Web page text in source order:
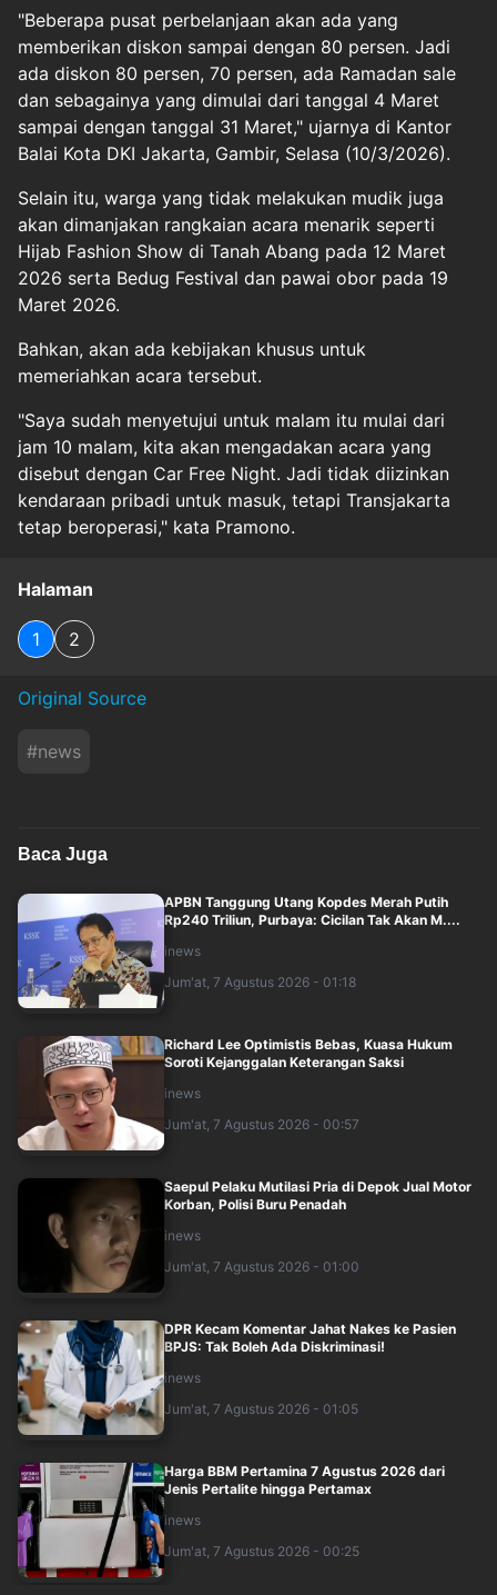
"Beberapa pusat perbelanjaan akan ada yang
memberikan diskon sampai dengan 80 persen. Jadi
ada diskon 80 persen, 70 persen, ada Ramadan sale
dan sebagainya yang dimulai dari tanggal 4 Maret
sampai dengan tanggal 31 Maret," ujarnya di Kantor
Balai Kota DKI Jakarta, Gambir, Selasa (10/3/2026).
Selain itu, warga yang tidak melakukan mudik juga
akan dimanjakan rangkaian acara menarik seperti
Hijab Fashion Show di Tanah Abang pada 12 Maret
2026 serta Bedug Festival dan pawai obor pada 19
Maret 2026.
Bahkan, akan ada kebijakan khusus untuk
memeriahkan acara tersebut.
"Saya sudah menyetujui untuk malam itu mulai dari
jam 10 malam, kita akan mengadakan acara yang
disebut dengan Car Free Night. Jadi tidak diizinkan
kendaraan pribadi untuk masuk, tetapi Transjakarta
tetap beroperasi," kata Pramono.
Halaman
1 2
Original Source
#news
Baca Juga
APBN Tanggung Utang Kopdes Merah Putih
Rp240 Triliun, Purbaya: Cicilan Tak Akan M....
inews
Jum'at, 7 Agustus 2026 - 01:18
Richard Lee Optimistis Bebas, Kuasa Hukum
Soroti Kejanggalan Keterangan Saksi
inews
Jum'at, 7 Agustus 2026 - 00:57
Saepul Pelaku Mutilasi Pria di Depok Jual Motor
Korban, Polisi Buru Penadah
inews
Jum'at, 7 Agustus 2026 - 01:00
DPR Kecam Komentar Jahat Nakes ke Pasien
BPJS: Tak Boleh Ada Diskriminasi!
inews
Jum'at, 7 Agustus 2026 - 01:05
Harga BBM Pertamina 7 Agustus 2026 dari
Jenis Pertalite hingga Pertamax
inews
Jum'at, 7 Agustus 2026 - 00:25